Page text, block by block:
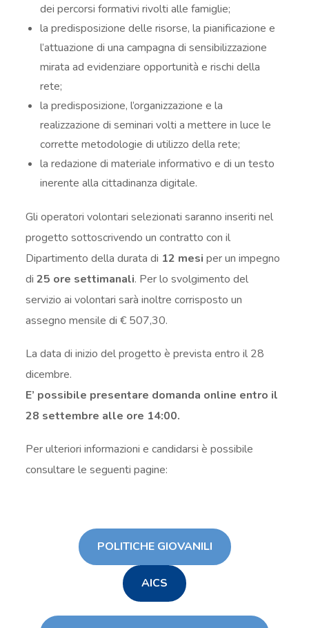
dei percorsi formativi rivolti alle famiglie;
la predisposizione delle risorse, la pianificazione e
l’attuazione di una campagna di sensibilizzazione
mirata ad evidenziare opportunità e rischi della
rete;
la predisposizione, l’organizzazione e la
realizzazione di seminari volti a mettere in luce le
corrette metodologie di utilizzo della rete;
la redazione di materiale informativo e di un testo
inerente alla cittadinanza digitale.
Gli operatori volontari selezionati saranno inseriti nel
progetto sottoscrivendo un contratto con il
Dipartimento della durata di 12 mesiper un impegno
di 25 ore settimanali. Per lo svolgimento del
servizio ai volontari sarà inoltre corrisposto un
assegno mensile di € 507,30.
La data di inizio del progetto è prevista entro il 28
dicembre.
E’ possibile presentare domanda online entro il
28 settembre alle ore 14:00.
Per ulteriori informazioni e candidarsi è possibile
consultare le seguenti pagine:
POLITICHE GIOVANILI
AICS